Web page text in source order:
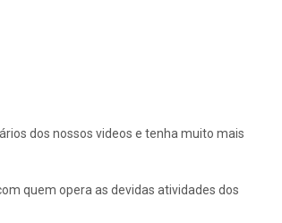
dos nossos videos e tenha muito mais
quem opera as devidas atividades dos